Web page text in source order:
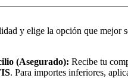
y elige la opción que mejor
(Asegurado): Recibe tu
. Para importes inferiores,